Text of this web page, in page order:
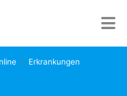
Erkrankungen